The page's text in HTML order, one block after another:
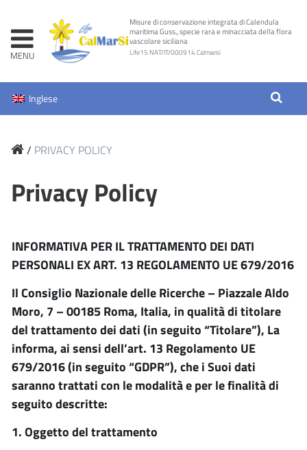
Inglese
Misure di conservazione integrata di Calendula
maritima Guss., specie rara e minacciata della flora
vascolare siciliana
Life15 NAT/IT/000914 Calmarsi
content
/ PRIVACY POLICY
Privacy Policy
INFORMATIVA PER IL TRATTAMENTO DEI DATI
PERSONALI EX ART. 13 REGOLAMENTO UE 679/2016
Il Consiglio Nazionale delle Ricerche – Piazzale Aldo
Moro, 7 – 00185 Roma, Italia, in qualità di titolare
del trattamento dei dati (in seguito “Titolare”), La
informa, ai sensi dell’art. 13 Regolamento UE
679/2016 (in seguito “GDPR”), che i Suoi dati
saranno trattati con le modalità e per le finalità di
seguito descritte:
1. Oggetto del trattamento